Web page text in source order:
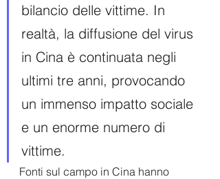
bilancio delle vittime. In
realtà, la diffusione del virus
in Cina è continuata negli
ultimi tre anni, provocando
un immenso impatto sociale
e un enorme numero di
vittime.
Fonti sul campo in Cina hanno